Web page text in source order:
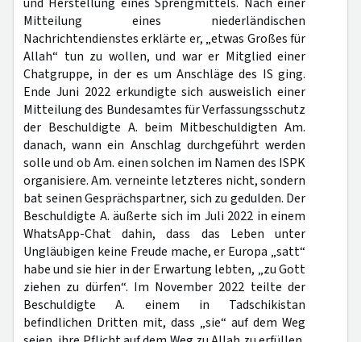
Mitteilung eines niederländischen
Nachrichtendienstes erklärte er, „etwas Großes für
Allah“ tun zu wollen, und war er Mitglied einer
Chatgruppe, in der es um Anschläge des IS ging.
Ende Juni 2022 erkundigte sich ausweislich einer
Mitteilung des Bundesamtes für Verfassungsschutz
der Beschuldigte A. beim Mitbeschuldigten Am.
danach, wann ein Anschlag durchgeführt werden
solle und ob Am. einen solchen im Namen des ISPK
organisiere. Am. verneinte letzteres nicht, sondern
bat seinen Gesprächspartner, sich zu gedulden. Der
Beschuldigte A. äußerte sich im Juli 2022 in einem
WhatsApp-Chat dahin, dass das Leben unter
Ungläubigen keine Freude mache, er Europa „satt“
habe und sie hier in der Erwartung lebten, „zu Gott
ziehen zu dürfen“. Im November 2022 teilte der
Beschuldigte A. einem in Tadschikistan
befindlichen Dritten mit, dass „sie“ auf dem Weg